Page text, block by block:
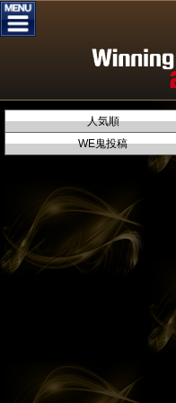
人気順
WE鬼投稿